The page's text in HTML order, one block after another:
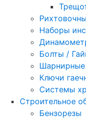
Наборы
Болты /
Ключи
Системы
Строительное
Бензорезы